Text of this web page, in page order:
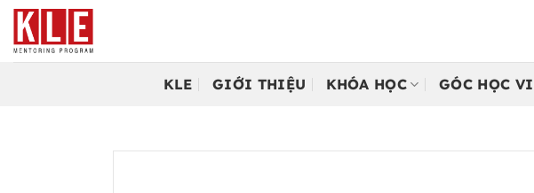
Bỏ
qua
nội
KLE GIỚI THIỆU KHÓA HỌC GÓC HỌC